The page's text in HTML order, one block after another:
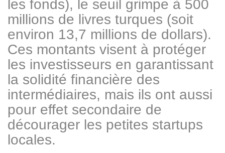
les fonds), le seuil grimpe à 500
millions de livres turques (soit
environ 13,7 millions de dollars).
Ces montants visent à protéger
les investisseurs en garantissant
la solidité financière des
intermédiaires, mais ils ont aussi
pour effet secondaire de
décourager les petites startups
locales.